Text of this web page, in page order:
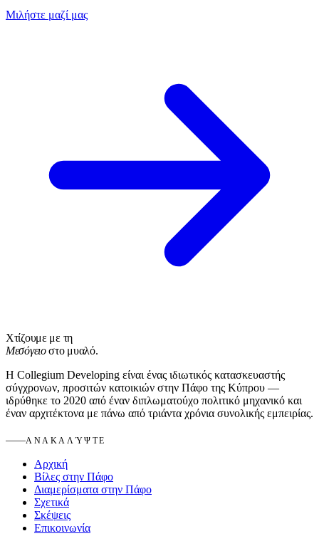
Μιλήστε μαζί μας
Χτίζουμε με τη
Μεσόγειο στο μυαλό.
Η Collegium Developing είναι ένας ιδιωτικός κατασκευαστής
σύγχρονων, προσιτών κατοικιών στην Πάφο της Κύπρου —
ιδρύθηκε το 2020 από έναν διπλωματούχο πολιτικό μηχανικό και
έναν αρχιτέκτονα με πάνω από τριάντα χρόνια συνολικής εμπειρίας.
ΑΝΑΚΑΛΎΨΤΕ
Αρχική
Βίλες στην Πάφο
Διαμερίσματα στην Πάφο
Σχετικά
Σκέψεις
Επικοινωνία